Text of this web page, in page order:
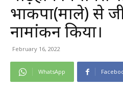
भाकपा(माले) से
नामांकन किया।
February 16, 2022
WhatsApp